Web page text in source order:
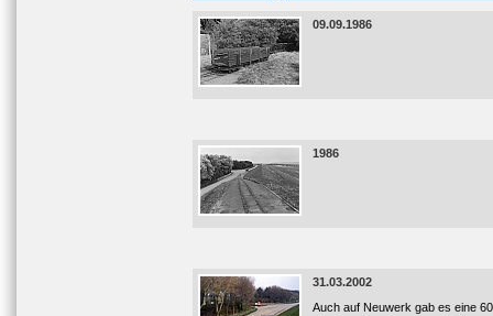
09.09.1986
1986
31.03.2002
Auch auf Neuwerk gab es eine